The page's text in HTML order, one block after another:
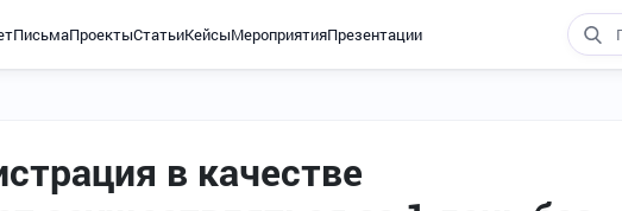
ПисьмаПроектыСтатьиКейсыМероприятияПрезентации
в качестве